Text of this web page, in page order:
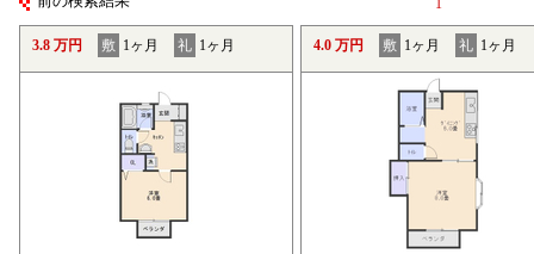
1
3.8 万円 敷 1ヶ月 礼 1ヶ月 4.0 万円 敷 1ヶ月 礼 1ヶ月